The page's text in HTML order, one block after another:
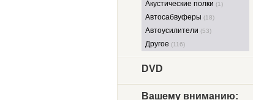
Акустические полки (1)
Автосабвуферы (18)
Автоусилители (53)
Другое (116)
DVD
Вашему вниманию: